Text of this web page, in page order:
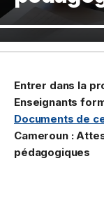
Entrer dans la
Enseignants
Documents de
Cameroun :
pédagogiques